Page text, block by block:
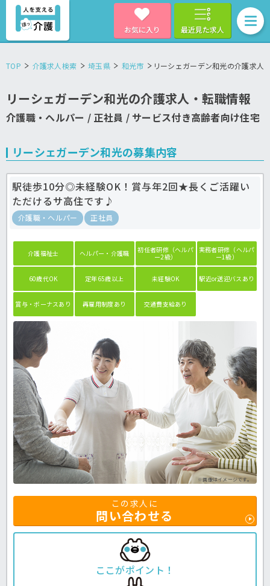
お気に入り 最近見た求人
TOP 介護求人検索 埼玉県 和光市 リーシェガーデン和光の介護求人
リーシェガーデン和光の介護求人・転職情報
介護職・ヘルパー / 正社員 / サービス付き高齢者向け住宅
リーシェガーデン和光の募集内容
駅徒歩10分◎未経験OK！賞与年2回★長くご活躍い
ただけるサ高住です♪
介護職・ヘルパー 正社員
介護福祉士 ヘルパー・介護職
初任者研修（ヘルパ
ー2級）
実務者研修（ヘルパ
ー1級）
60歳代OK 定年65歳以上 未経験OK 駅近or送迎バスあり
賞与・ボーナスあり 再雇用制度あり 交通費支給あり
※画像はイメージです。
この求人に
問い合わせる
ここがポイント！